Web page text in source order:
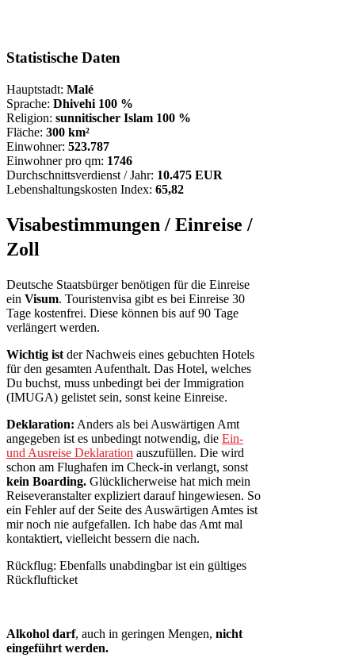
Statistische Daten
Hauptstadt: Malé
Sprache: Dhivehi 100 %
Religion: sunnitischer Islam 100 %
Fläche: 300 km²
Einwohner: 523.787
Einwohner pro qm: 1746
Durchschnittsverdienst / Jahr: 10.475 EUR
Lebenshaltungskosten Index: 65,82
Visabestimmungen / Einreise /
Zoll
Deutsche Staatsbürger benötigen für die Einreise
ein Visum. Touristenvisa gibt es bei Einreise 30
Tage kostenfrei. Diese können bis auf 90 Tage
verlängert werden.
Wichtig ist der Nachweis eines gebuchten Hotels
für den gesamten Aufenthalt. Das Hotel, welches
Du buchst, muss unbedingt bei der Immigration
(IMUGA) gelistet sein, sonst keine Einreise.
Deklaration: Anders als bei Auswärtigen Amt
angegeben ist es unbedingt notwendig, die Ein-
und Ausreise Deklaration auszufüllen. Die wird
schon am Flughafen im Check-in verlangt, sonst
kein Boarding. Glücklicherweise hat mich mein
Reiseveranstalter expliziert darauf hingewiesen. So
ein Fehler auf der Seite des Auswärtigen Amtes ist
mir noch nie aufgefallen. Ich habe das Amt mal
kontaktiert, vielleicht bessern die nach.
Rückflug: Ebenfalls unabdingbar ist ein gültiges
Rückflufticket
Alkohol darf, auch in geringen Mengen, nicht
eingeführt werden.